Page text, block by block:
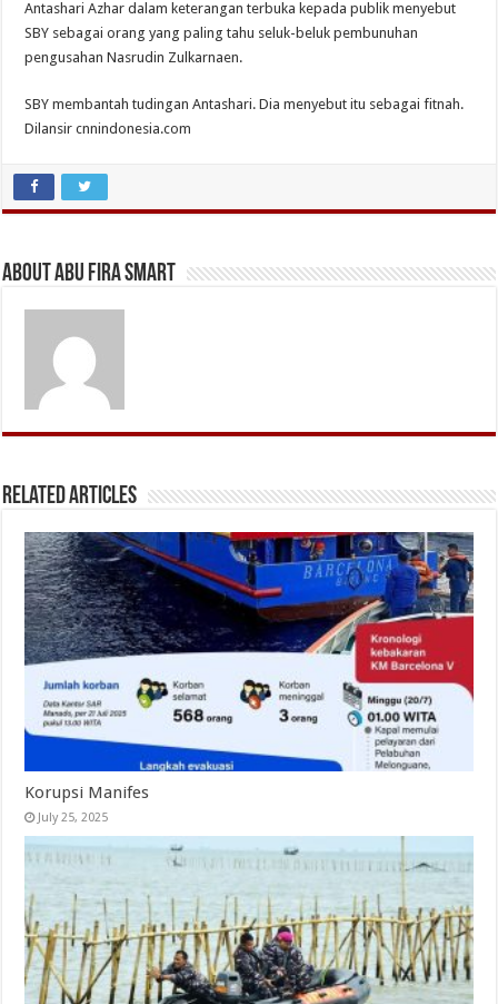
Antashari Azhar dalam keterangan terbuka kepada publik menyebut
SBY sebagai orang yang paling tahu seluk-beluk pembunuhan
pengusahan Nasrudin Zulkarnaen.
SBY membantah tudingan Antashari. Dia menyebut itu sebagai fitnah.
Dilansir cnnindonesia.com
About Abu Fira Smart
Related Articles
Korupsi Manifes
July 25, 2025